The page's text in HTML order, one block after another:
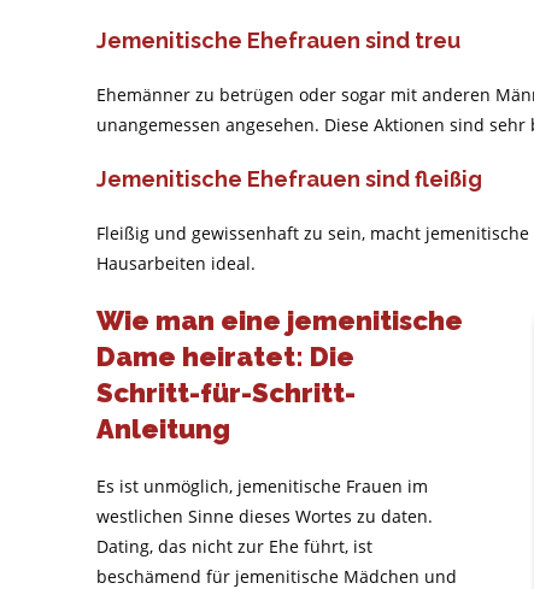
Jemenitische Ehefrauen sind treu
Ehemänner zu betrügen oder sogar mit anderen
unangemessen angesehen. Diese Aktionen sind
Jemenitische Ehefrauen sind fleißig
Fleißig und gewissenhaft zu sein, macht
Hausarbeiten ideal.
Wie man eine jemenitische
Dame heiratet: Die
Schritt-für-Schritt-
Anleitung
Es ist unmöglich, jemenitische Frauen im
westlichen Sinne dieses Wortes zu daten.
Dating, das nicht zur Ehe führt, ist
beschämend für jemenitische Mädchen und